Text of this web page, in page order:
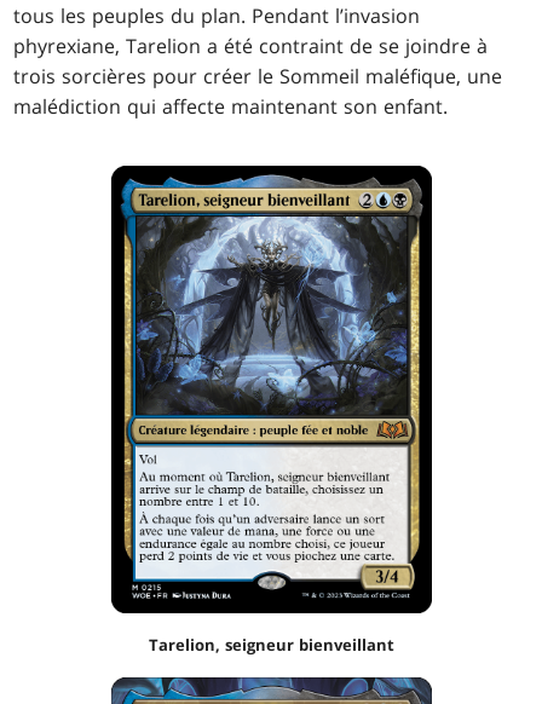
tous les peuples du plan. Pendant l’invasion
phyrexiane, Tarelion a été contraint de se joindre à
trois sorcières pour créer le Sommeil maléfique, une
malédiction qui affecte maintenant son enfant.
Tarelion, seigneur bienveillant